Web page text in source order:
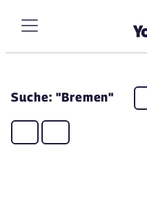
Suche: "Bremen"